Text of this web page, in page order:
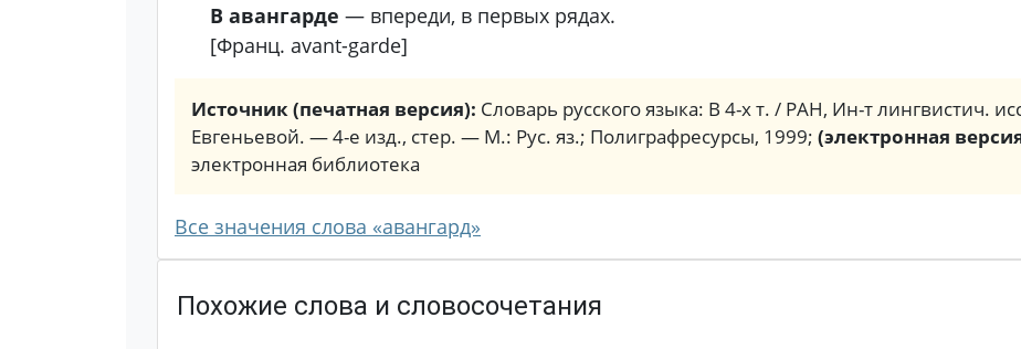
В авангарде — впереди, в первых рядах.
[Франц. avant-garde]
Источник (печатная версия): Словарь русского языка: В 4-х т. / РАН, Ин-т лингвистич.
Евгеньевой. — 4-е изд., стер. — М.: Рус. яз.; Полиграфресурсы, 1999; (электронная
электронная библиотека
Все значения слова «авангард»
Похожие слова и словосочетания